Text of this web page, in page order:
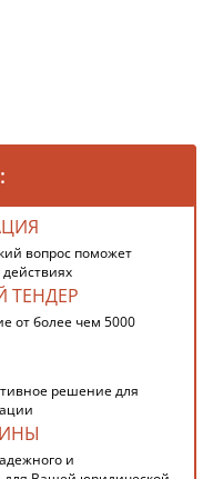
вопрос поможет
ТЕНДЕР
от более чем 5000
решение для
и